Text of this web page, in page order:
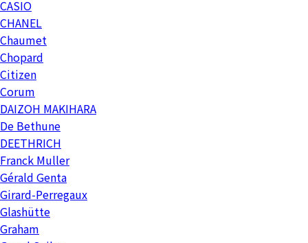
CASIO
CHANEL
Chaumet
Chopard
Citizen
Corum
DAIZOH MAKIHARA
De Bethune
DEETHRICH
Franck Muller
Gérald Genta
Girard-Perregaux
Glashütte
Graham